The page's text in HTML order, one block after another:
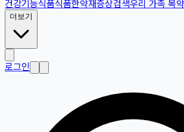
건강기능식품식품한약재증상검색우리 가족 복
더보기
로그인